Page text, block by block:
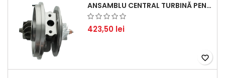
ANSAMBLU CENTRAL TURBINĂ PENTRU BMW SERIA 3, SERIA 5 ȘI X3 - PERFORMANȚĂ ȘI FIABILITATE
423,50 lei
favorite_border